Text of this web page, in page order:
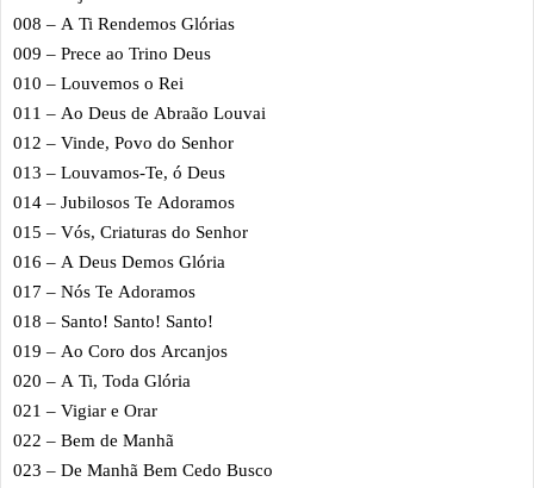
008 – A Ti Rendemos Glórias
009 – Prece ao Trino Deus
010 – Louvemos o Rei
011 – Ao Deus de Abraão Louvai
012 – Vinde, Povo do Senhor
013 – Louvamos-Te, ó Deus
014 – Jubilosos Te Adoramos
015 – Vós, Criaturas do Senhor
016 – A Deus Demos Glória
017 – Nós Te Adoramos
018 – Santo! Santo! Santo!
019 – Ao Coro dos Arcanjos
020 – A Ti, Toda Glória
021 – Vigiar e Orar
022 – Bem de Manhã
023 – De Manhã Bem Cedo Busco